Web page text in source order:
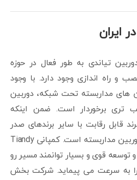
ایران
تیاندی به طور فعال در حوزه
و راه اندازی وجود دارد. با وجود
های مداربسته تحت شبکه، دوربین
تری برخوردار است. ضمن اینکه
قابل رقابت با سایر برندهای صدر
لیست برترین برندهای دوربین مداربسته است. کمپانی Tiandy
توسعه قوی و بسیار توانمند مسیر رو
به سرعت می پیماید. شرکت بخش